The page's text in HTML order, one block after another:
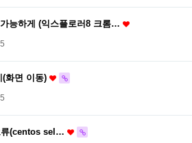
능하게 (익스플로러8 크롬…
화면 이동)
류(centos sel…